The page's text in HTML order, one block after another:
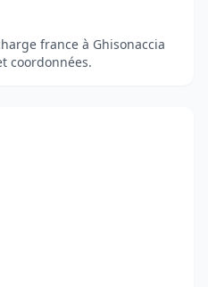
france à Ghisonaccia
coordonnées.